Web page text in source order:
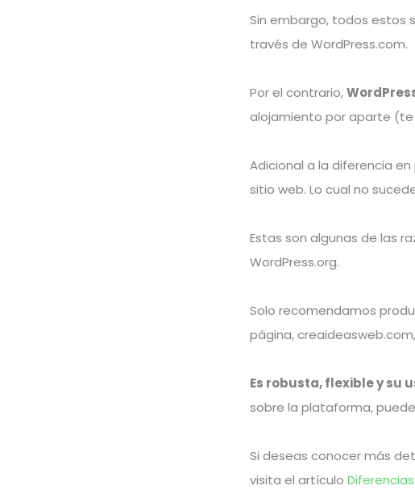
Sin embargo, todos estos
través de WordPress.com.
Por el contrario,
alojamiento por aparte
Adicional a la diferencia
sitio web. Lo cual no
Estas son algunas de las
WordPress.org.
Solo recomendamos
página,
Es robusta, flexible y su
sobre la plataforma,
Si deseas conocer más
visita el artículo